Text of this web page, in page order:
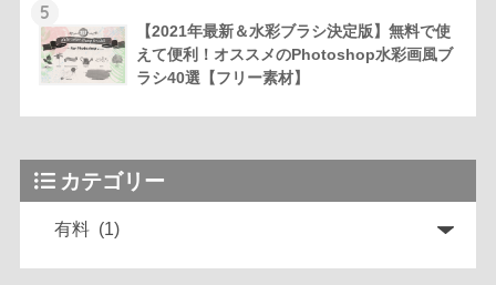
5
【2021年最新＆水彩ブラシ決定版】無料で使
えて便利！オススメのPhotoshop水彩画風ブ
ラシ40選【フリー素材】
カテゴリー